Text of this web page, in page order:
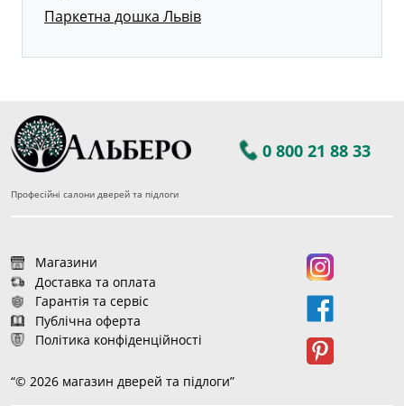
Паркетна дошка Львів
0 800 21 88 33
Професійні салони дверей та підлоги
Магазини
Доставка та оплата
Гарантія та сервіс
Публічна оферта
Політика конфіденційності
“© 2026 магазин дверей та підлоги”